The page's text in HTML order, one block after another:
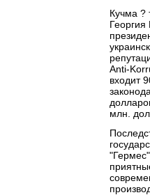
Кучма ?
Anti-
входит
млн.